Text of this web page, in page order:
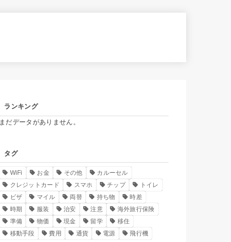
ランキング
まだデータがありません。
タグ
WiFi お金 その他
カルーセル
クレジットカード
スマホ チップ
トイレ
ビザ
マイル 両替 持ち物
時差
時期
服装 治安 注意
海外旅行保険
準備
物価 現金 留学
移住
移動手段
費用 通貨 電源 飛行機